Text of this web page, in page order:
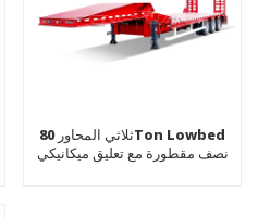
ثلاثي المحاور 80Ton Lowbed
نصف مقطورة مع تعليق ميكانيكي